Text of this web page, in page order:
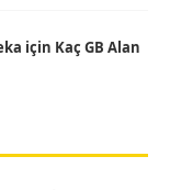
için Kaç GB Alan